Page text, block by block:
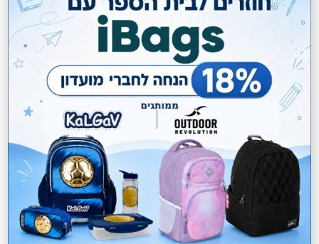
מזוודה קשיחה גדולה
Samsonite S`Cure 75/28
מחיר מועדון: ₪941.50
₪1,345.00